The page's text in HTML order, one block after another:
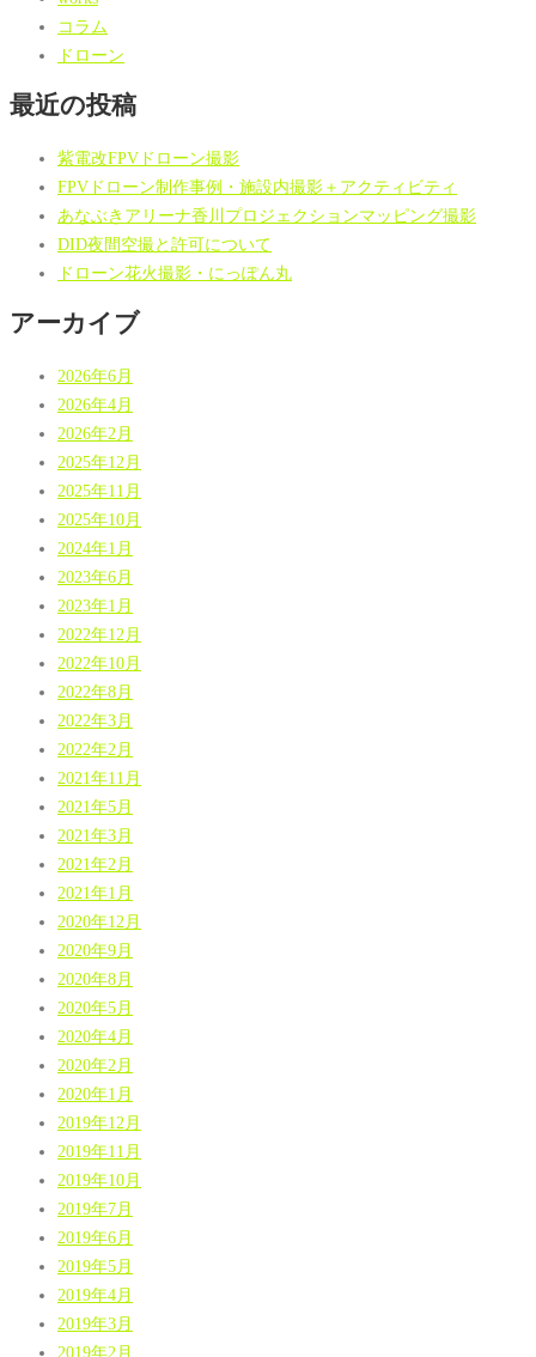
コラム
ドローン
最近の投稿
紫電改FPVドローン撮影
FPVドローン制作事例・施設内撮影＋アクティビティ
あなぶきアリーナ香川プロジェクションマッピング撮影
DID夜間空撮と許可について
ドローン花火撮影・にっぽん丸
アーカイブ
2026年6月
2026年4月
2026年2月
2025年12月
2025年11月
2025年10月
2024年1月
2023年6月
2023年1月
2022年12月
2022年10月
2022年8月
2022年3月
2022年2月
2021年11月
2021年5月
2021年3月
2021年2月
2021年1月
2020年12月
2020年9月
2020年8月
2020年5月
2020年4月
2020年2月
2020年1月
2019年12月
2019年11月
2019年10月
2019年7月
2019年6月
2019年5月
2019年4月
2019年3月
2019年2月